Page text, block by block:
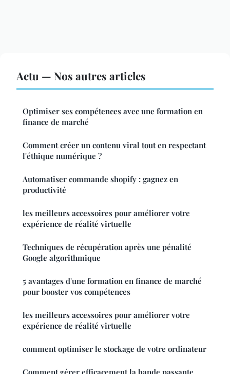
Actu — Nos autres articles
Optimiser ses compétences avec une formation en
finance de marché
Comment créer un contenu viral tout en respectant
l'éthique numérique ?
Automatiser commande shopify : gagnez en
productivité
les meilleurs accessoires pour améliorer votre
expérience de réalité virtuelle
Techniques de récupération après une pénalité
Google algorithmique
5 avantages d'une formation en finance de marché
pour booster vos compétences
les meilleurs accessoires pour améliorer votre
expérience de réalité virtuelle
comment optimiser le stockage de votre ordinateur